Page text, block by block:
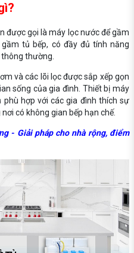
được gọi là máy lọc nước để gầm
tủ bếp, có đầy đủ tính năng
thường.
và các lõi lọc được sắp xếp gọn
sống của gia đình. Thiết bị máy
hợp với các gia đình thích sự
có không gian bếp hạn chế.
- Giải pháp cho nhà rộng, điểm